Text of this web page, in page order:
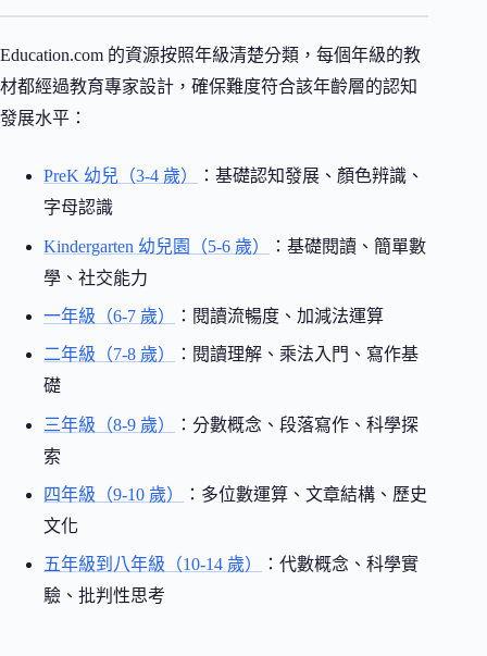
Education.com 的資源按照年級清楚分類，每個年級的教
材都經過教育專家設計，確保難度符合該年齡層的認知
發展水平：
PreK 幼兒（3-4 歲）
：基礎認知發展、顏色辨識、
字母認識
Kindergarten 幼兒園（5-6 歲）
：基礎閱讀、簡單數
學、社交能力
一年級（6-7 歲） ：閱讀流暢度、加減法運算
二年級（7-8 歲）
：閱讀理解、乘法入門、寫作基
礎
三年級（8-9 歲）
：分數概念、段落寫作、科學探
索
四年級（9-10 歲）
：多位數運算、文章結構、歷史
文化
五年級到八年級（10-14 歲）
：代數概念、科學實
驗、批判性思考